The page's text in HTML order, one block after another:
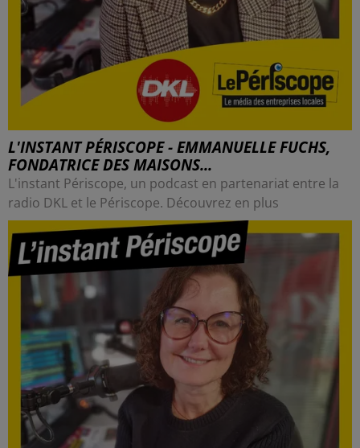
L'INSTANT PÉRISCOPE - EMMANUELLE FUCHS,
FONDATRICE DES MAISONS...
L'instant Périscope, un podcast en partenariat entre la
radio DKL et le Périscope. Découvrez en plus